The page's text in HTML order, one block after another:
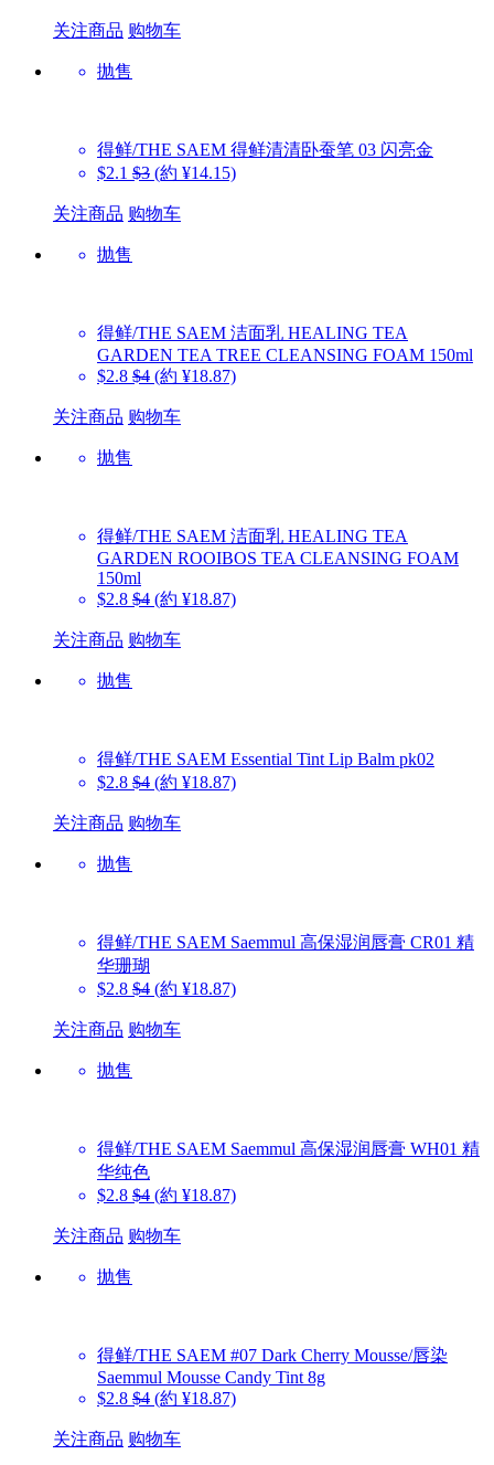
关注商品 购物车
抛售
得鲜/THE SAEM 得鲜清清卧蚕笔 03 闪亮金
$2.1 $3 (約 ¥14.15)
关注商品 购物车
抛售
得鲜/THE SAEM 洁面乳 HEALING TEA
GARDEN TEA TREE CLEANSING FOAM 150ml
$2.8 $4 (約 ¥18.87)
关注商品 购物车
抛售
得鲜/THE SAEM 洁面乳 HEALING TEA
GARDEN ROOIBOS TEA CLEANSING FOAM
150ml
$2.8 $4 (約 ¥18.87)
关注商品 购物车
抛售
得鲜/THE SAEM Essential Tint Lip Balm pk02
$2.8 $4 (約 ¥18.87)
关注商品 购物车
抛售
得鲜/THE SAEM Saemmul 高保湿润唇膏 CR01 精
华珊瑚
$2.8 $4 (約 ¥18.87)
关注商品 购物车
抛售
得鲜/THE SAEM Saemmul 高保湿润唇膏 WH01 精
华纯色
$2.8 $4 (約 ¥18.87)
关注商品 购物车
抛售
得鲜/THE SAEM #07 Dark Cherry Mousse/唇染
Saemmul Mousse Candy Tint 8g
$2.8 $4 (約 ¥18.87)
关注商品 购物车